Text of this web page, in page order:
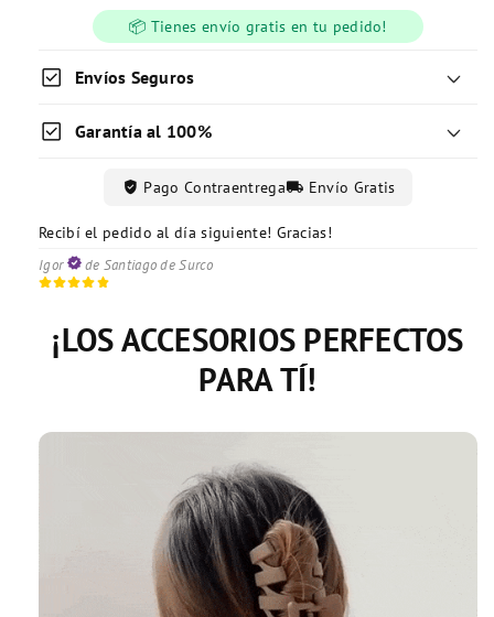
📦 Tienes envío gratis en tu pedido!
check_box Envíos Seguros
check_box Garantía al 100%
verified_user Pago Contraentregalocal_shipping Envío Gratis
Recibí el pedido al día siguiente! Gracias!
Igor de Santiago de Surco
Excelente servicio de entrega!
Mayra de Lince
Recibí todo conforme y correctamente!
Vanessa de Magdalena
¡LOS ACCESORIOS PERFECTOS
PARA TÍ!